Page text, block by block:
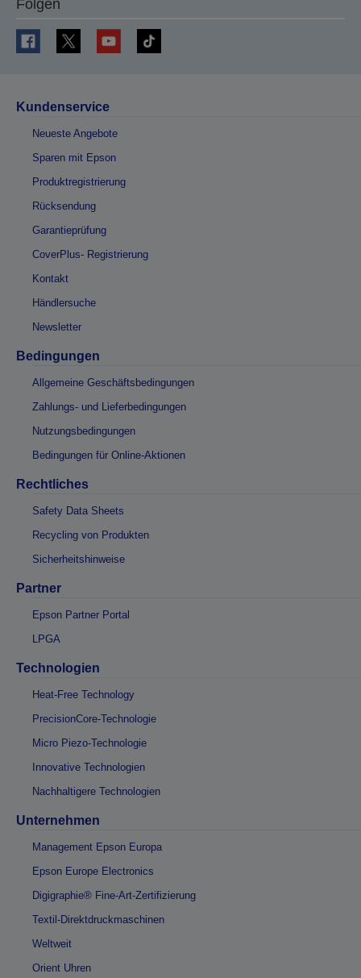
Folgen
Kundenservice
Neueste Angebote
Sparen mit Epson
Produktregistrierung
Rücksendung
Garantieprüfung
CoverPlus- Registrierung
Kontakt
Händlersuche
Newsletter
Bedingungen
Allgemeine Geschäftsbedingungen
Zahlungs- und Lieferbedingungen
Nutzungsbedingungen
Bedingungen für Online-Aktionen
Rechtliches
Safety Data Sheets
Recycling von Produkten
Sicherheitshinweise
Partner
Epson Partner Portal
LPGA
Technologien
Heat-Free Technology
PrecisionCore-Technologie
Micro Piezo-Technologie
Innovative Technologien
Nachhaltigere Technologien
Unternehmen
Management Epson Europa
Epson Europe Electronics
Digigraphie® Fine-Art-Zertifizierung
Textil-Direktdruckmaschinen
Weltweit
Orient Uhren